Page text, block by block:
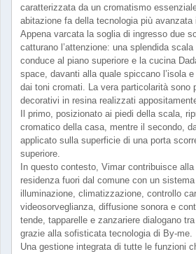
caratterizzata da un cromatismo
abitazione fa della tecnologia più
Appena varcata la soglia di ingresso due
catturano l’attenzione: una splendida
conduce al piano superiore e la cucina
space, davanti alla quale spiccano l’isola
dai toni cromati. La vera particolarità sono
decorativi in resina realizzati
Il primo, posizionato ai piedi della scala,
cromatico della casa, mentre il secondo,
applicato sulla superficie di una porta
superiore.
In questo contesto, Vimar contribuisce
residenza fuori dal comune con un
illuminazione, climatizzazione, controllo
videosorveglianza, diffusione sonora e
tende, tapparelle e zanzariere dialogano
grazie alla sofisticata tecnologia di By-me.
Una gestione integrata di tutte le funzioni